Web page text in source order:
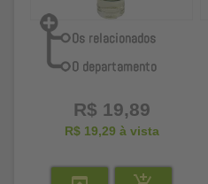
R$ 19,89
R$ 19,29 à vista